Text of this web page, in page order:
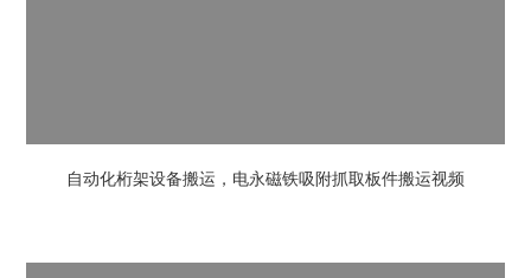
自动化桁架设备搬运，电永磁铁吸附抓取板件搬运视频